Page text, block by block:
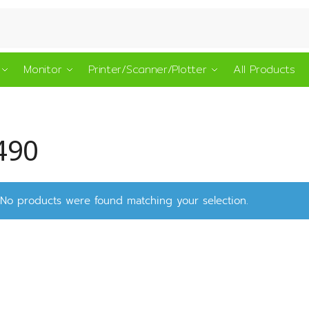
Monitor Printer/Scanner/Plotter All Products
No products were found matching your selection.